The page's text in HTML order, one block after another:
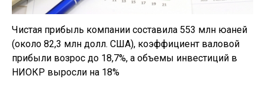
Чистая прибыль компании составила 553 млн юаней
(около 82,3 млн долл. США), коэффициент валовой
прибыли возрос до 18,7%, а объемы инвестиций в
НИОКР выросли на 18%